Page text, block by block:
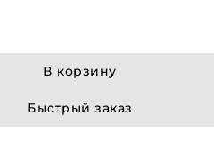
В корзину
Быстрый заказ